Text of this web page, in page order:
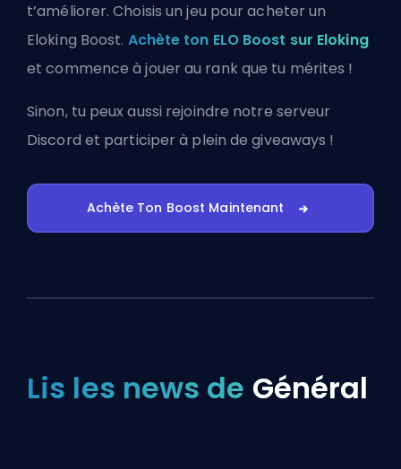
t’améliorer. Choisis un jeu pour acheter un
Eloking Boost. Achète ton ELO Boost sur Eloking
et commence à jouer au rank que tu mérites !
Sinon, tu peux aussi rejoindre notre serveur
Discord et participer à plein de giveaways !
Achète Ton Boost Maintenant
Lis les news de Général